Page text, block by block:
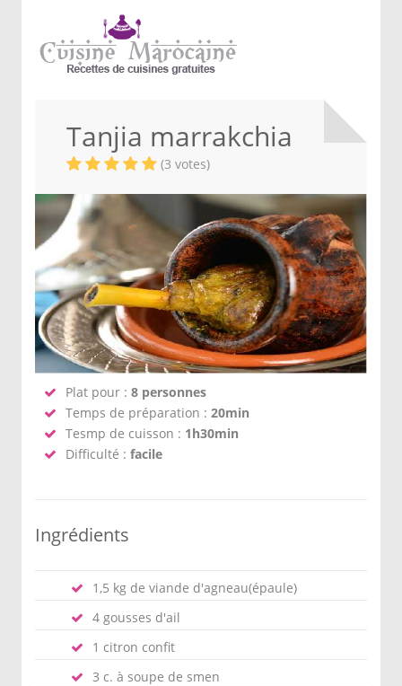
Tanjia marrakchia
(3 votes)
Plat pour : 8 personnes
Temps de préparation : 20min
Tesmp de cuisson : 1h30min
Difficulté : facile
Ingrédients
1,5 kg de viande d'agneau(épaule)
4 gousses d'ail
1 citron confit
3 c. à soupe de smen